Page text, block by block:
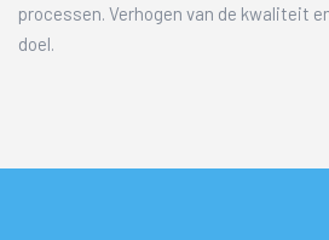
processen. Verhogen van de kwaliteit
doel.